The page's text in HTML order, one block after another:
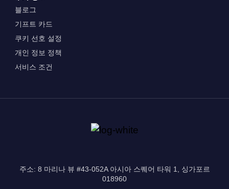
블로그
기프트 카드
쿠키 선호 설정
개인 정보 정책
서비스 조건
주소: 8 마리나 뷰 #43-052A 아시아 스퀘어 타워 1, 싱가포르
018960